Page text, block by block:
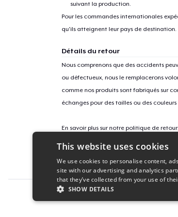
suivant la production.
Pour les commandes internationales
qu'ils atteignent leur pays de destination.
Détails du retour
Nous comprenons que des accidents
ou défectueux, nous le remplacerons
comme nos produits sont fabriqués sur
échanges pour des tailles ou des
En savoir plus sur notre politique de
ID campagne
miller-and-jacob
This website uses cookies
We use cookies to personalise content,
site with our advertising and analytics
that they’ve collected from your use of
SHOW DETAILS